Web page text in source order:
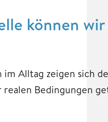
können wir
Alltag zeigen sich
Bedingungen